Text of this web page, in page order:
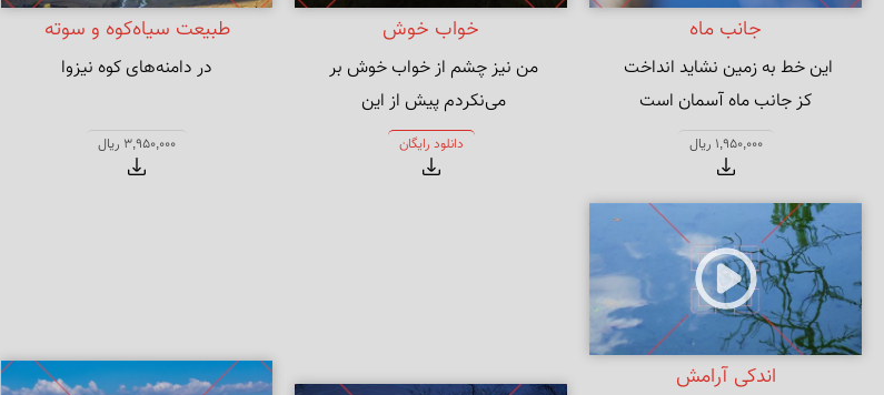
جانب ماه
کز جانب ماه آسمان است
1,950,000 ریال
خواب خوش
من نیز چشم از خواب خوش بر
روز فراق دوستان شب‌خوش بگفتم
خواب را
دانلود رایگان
طبیعت سیاه‌کوه و سوته
در دامنه‌های کوه نیزوا
3,950,000 ریال
اندکی آرامش